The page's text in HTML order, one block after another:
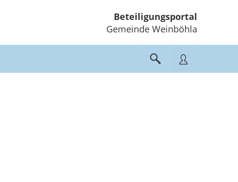
Beteiligungsportal
Gemeinde Weinböhla